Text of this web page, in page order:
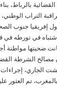
بالرباط،
التراب
إفريقيا جنوب
في تورطه في
ضحيتها مواطنة
الشرطة
يوم الجمعة 25 غشت
تم العثور